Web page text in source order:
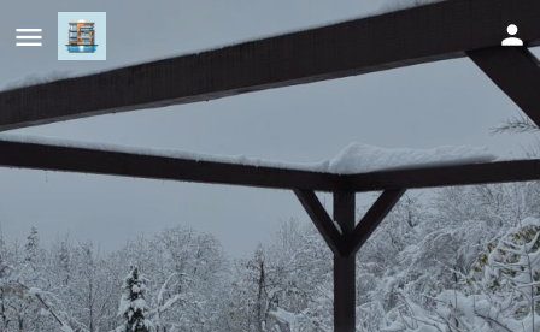
Forrest House
Cijena (po danu)
KM